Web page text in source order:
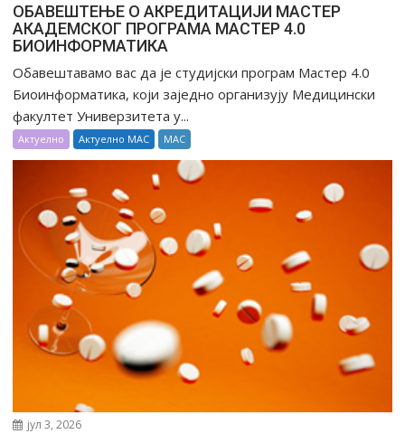
ОБАВЕШТЕЊЕ О АКРЕДИТАЦИЈИ МАСТЕР
АКАДЕМСКОГ ПРОГРАМА МАСТЕР 4.0
БИОИНФОРМАТИКА
Обавештавамo вас да је студијски програм Mастер 4.0
Биоинформатика, који заједно организују Медицински
факултет Универзитета у...
Актуелно Актуелно МАС МАС
јул 3, 2026